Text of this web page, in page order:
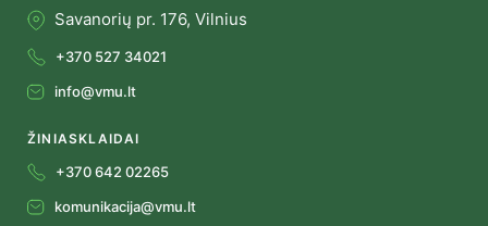
Savanorių pr. 176, Vilnius
+370 527 34021
info@vmu.lt
ŽINIASKLAIDAI
+370 642 02265
komunikacija@vmu.lt